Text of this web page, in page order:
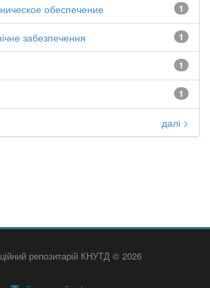
1
обеспечение
1
забезпечення
1
1
далі >
репозитарій КНУТД © 2026